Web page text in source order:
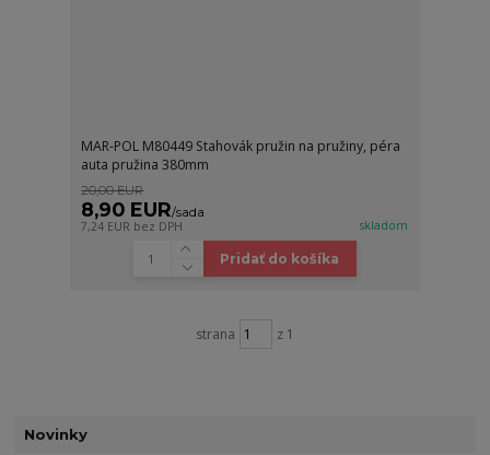
MAR-POL M80449 Stahovák pružin na pružiny, péra
auta pružina 380mm
20,00 EUR
8,90 EUR/sada
7,24 EUR bez DPH skladom
Pridať do košíka
strana z 1
Novinky